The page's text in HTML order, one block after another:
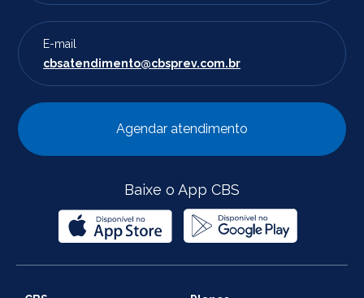
E-mail
cbsatendimento@cbsprev.com.br
Agendar atendimento
Baixe o App CBS